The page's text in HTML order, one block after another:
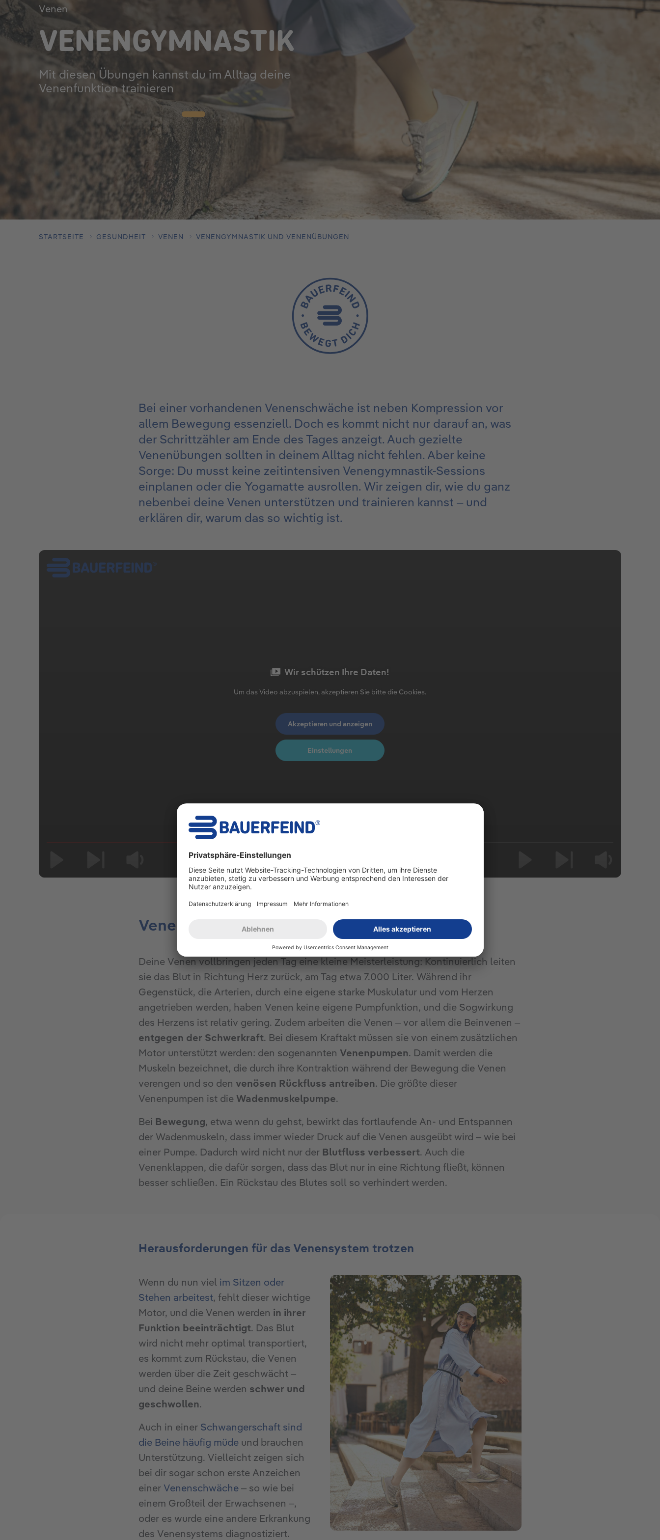
Venen
VENENGYMNASTIK
Mit diesen Übungen kannst du im Alltag deine
Venenfunktion trainieren
STARTSEITE GESUNDHEIT VENEN VENENGYMNASTIK UND VENENÜBUNGEN
Bei einer vorhandenen Venenschwäche ist neben Kompression vor
allem Bewegung essenziell. Doch es kommt nicht nur darauf an, was
der Schrittzähler am Ende des Tages anzeigt. Auch gezielte
Venenübungen sollten in deinem Alltag nicht fehlen. Aber keine
Sorge: Du musst keine zeitintensiven Venengymnastik-Sessions
einplanen oder die Yogamatte ausrollen. Wir zeigen dir, wie du ganz
nebenbei deine Venen unterstützen und trainieren kannst – und
erklären dir, warum das so wichtig ist.
Wir schützen Ihre Daten!
Um das Video abzuspielen, akzeptieren Sie bitte die Cookies.
Akzeptieren und anzeigen
Einstellungen
Venengymnastik für dein Wohlbefinden
Deine Venen vollbringen jeden Tag eine kleine Meisterleistung: Kontinuierlich leiten
sie das Blut in Richtung Herz zurück, am Tag etwa 7.000 Liter. Während ihr
Gegenstück, die Arterien, durch eine eigene starke Muskulatur und vom Herzen
angetrieben werden, haben Venen keine eigene Pumpfunktion, und die Sogwirkung
des Herzens ist relativ gering. Zudem arbeiten die Venen – vor allem die Beinvenen –
entgegen der Schwerkraft. Bei diesem Kraftakt müssen sie von einem zusätzlichen
Motor unterstützt werden: den sogenannten Venenpumpen. Damit werden die
Muskeln bezeichnet, die durch ihre Kontraktion während der Bewegung die Venen
verengen und so den venösen Rückfluss antreiben. Die größte dieser
Venenpumpen ist die Wadenmuskelpumpe.
Bei Bewegung, etwa wenn du gehst, bewirkt das fortlaufende An- und Entspannen
der Wadenmuskeln, dass immer wieder Druck auf die Venen ausgeübt wird – wie bei
einer Pumpe. Dadurch wird nicht nur der Blutfluss verbessert. Auch die
Venenklappen, die dafür sorgen, dass das Blut nur in eine Richtung fließt, können
besser schließen. Ein Rückstau des Blutes soll so verhindert werden.
Herausforderungen für das Venensystem trotzen
Wenn du nun viel im Sitzen oder
Stehen arbeitest, fehlt dieser wichtige
Motor, und die Venen werden in ihrer
Funktion beeinträchtigt. Das Blut
wird nicht mehr optimal transportiert,
es kommt zum Rückstau, die Venen
werden über die Zeit geschwächt –
und deine Beine werden schwer und
geschwollen.
Auch in einer Schwangerschaft sind
die Beine häufig müdeund brauchen
Unterstützung. Vielleicht zeigen sich
bei dir sogar schon erste Anzeichen
einer Venenschwäche– so wie bei
einem Großteil der Erwachsenen –,
oder es wurde eine andere Erkrankung
des Venensystems diagnostiziert.